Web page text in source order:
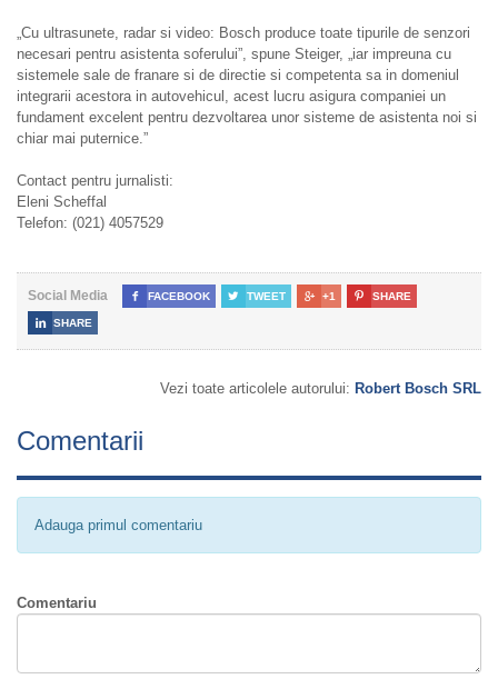
„Cu ultrasunete, radar si video: Bosch produce toate tipurile de senzori
necesari pentru asistenta soferului”, spune Steiger, „iar impreuna cu
sistemele sale de franare si de directie si competenta sa in domeniul
integrarii acestora in autovehicul, acest lucru asigura companiei un
fundament excelent pentru dezvoltarea unor sisteme de asistenta noi si
chiar mai puternice.”
Contact pentru jurnalisti:
Eleni Scheffal
Telefon: (021) 4057529
Social Media  FACEBOOK  TWEET  +1  SHARE
 SHARE
Vezi toate articolele autorului: Robert Bosch SRL
Comentarii
Adauga primul comentariu
Comentariu